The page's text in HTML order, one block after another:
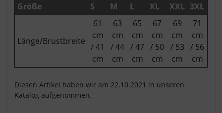
Größe S M L XL XXL 3XL
Länge/Brustbreite
61
cm
/ 41
cm
63
cm
/ 44
cm
65
cm
/ 47
cm
67
cm
/ 50
cm
69
cm
/ 53
cm
71
cm
/ 56
cm
Diesen Artikel haben wir am 22.10.2021 in unseren
Katalog aufgenommen.